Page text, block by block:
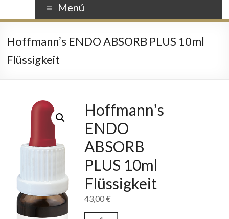
Menú
Hoffmannʼs ENDO ABSORB PLUS 10ml
Flüssigkeit
Hoffmannʼs
ENDO
ABSORB
PLUS 10ml
Flüssigkeit
43,00€